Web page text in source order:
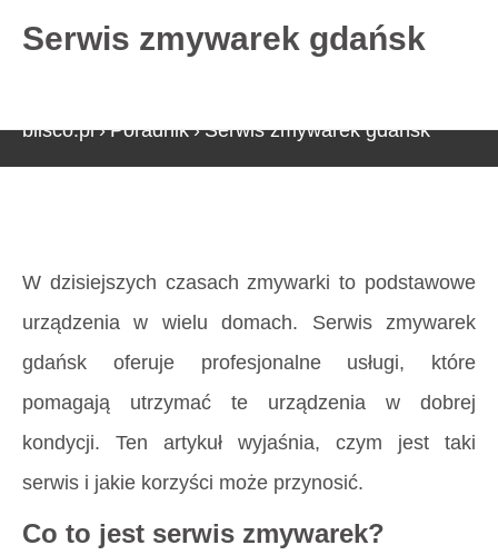
blisco.pl › Poradnik › Serwis zmywarek gdańsk
Serwis zmywarek gdańsk
W dzisiejszych czasach zmywarki to podstawowe
urządzenia w wielu domach. Serwis zmywarek
gdańsk oferuje profesjonalne usługi, które
pomagają utrzymać te urządzenia w dobrej
kondycji. Ten artykuł wyjaśnia, czym jest taki
serwis i jakie korzyści może przynosić.
Co to jest serwis zmywarek?